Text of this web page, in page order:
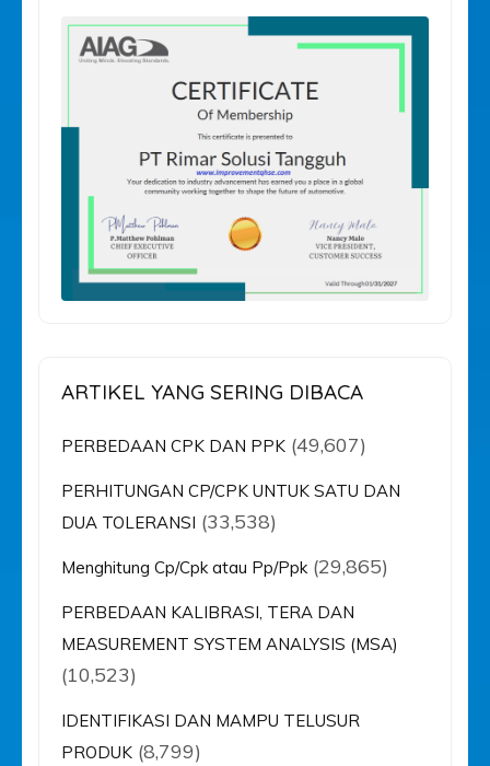
ARTIKEL YANG SERING DIBACA
PERBEDAAN CPK DAN PPK (49,607)
PERHITUNGAN CP/CPK UNTUK SATU DAN
DUA TOLERANSI (33,538)
Menghitung Cp/Cpk atau Pp/Ppk (29,865)
PERBEDAAN KALIBRASI, TERA DAN
MEASUREMENT SYSTEM ANALYSIS (MSA)
(10,523)
IDENTIFIKASI DAN MAMPU TELUSUR
PRODUK (8,799)